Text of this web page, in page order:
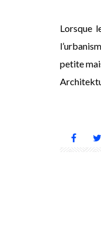
Lorsque
petite